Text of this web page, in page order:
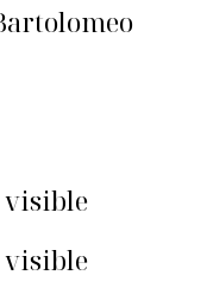
visible
visible